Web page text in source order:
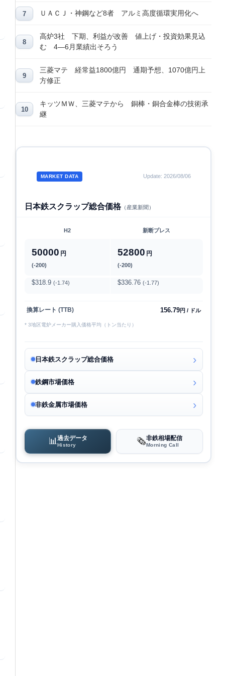
ＵＡＣＪ・神鋼など8者 アルミ高度循環実用化へ
高炉3社 下期、利益が改善 値上げ・投資効果見込
む 4―6月業績出そろう
三菱マテ 経常益1800億円 通期予想、1070億円上
方修正
キッツＭＷ、三菱マテから 銅棒・銅合金棒の技術承
継
MARKET DATA Update: 2026/08/06
日本鉄スクラップ総合価格（産業新聞）
H2 新断プレス
50000 円
(-200)
52800 円
(-200)
$318.9 (-1.74) $336.76 (-1.77)
換算レート (TTB) 156.79円 / ドル
* 3地区電炉メーカー購入価格平均（トン当たり）
日本鉄スクラップ総合価格
鉄鋼市場価格
非鉄金属市場価格
📊 過去データ
History 🗞️非鉄相場配信
Morning Call